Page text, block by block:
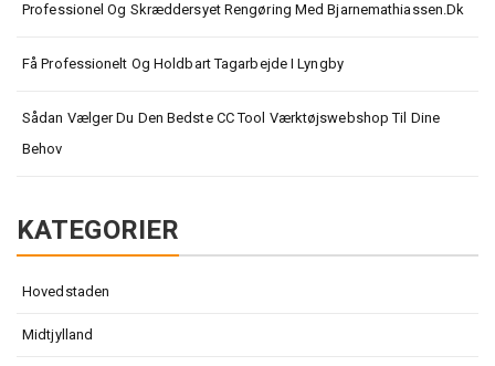
Professionel Og Skræddersyet Rengøring Med Bjarnemathiassen.dk
Få Professionelt Og Holdbart Tagarbejde I Lyngby
Sådan Vælger Du Den Bedste CC Tool Værktøjswebshop Til Dine
Behov
KATEGORIER
Hovedstaden
Midtjylland